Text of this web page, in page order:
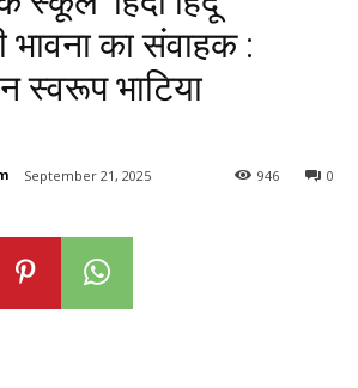
भावना का संवाहक :
स्वरूप भाटिया
September 21, 2025 0
946